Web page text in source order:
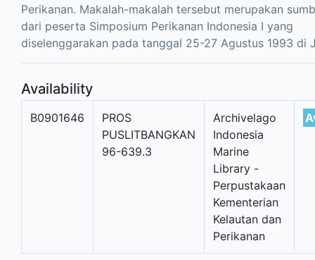
Perikanan. Makalah-makalah tersebut merupakan
dari peserta Simposium Perikanan Indonesia I yang
diselenggarakan pada tanggal 25-27 Agustus 1993 di
Availability
B0901646
PROS
PUSLITBANGKAN
96-639.3
Archivelago
Indonesia
Marine
Library -
Perpustakaan
Kementerian
Kelautan dan
Perikanan